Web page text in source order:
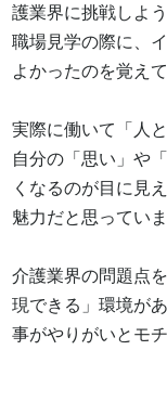
護業界に挑戦しよ
職場見学の際に、
よかったのを覚えて
実際に働いて「人
自分の「思い」や
くなるのが目に見
魅力だと思っていま
介護業界の問題点
現できる」環境が
事がやりがいとモ